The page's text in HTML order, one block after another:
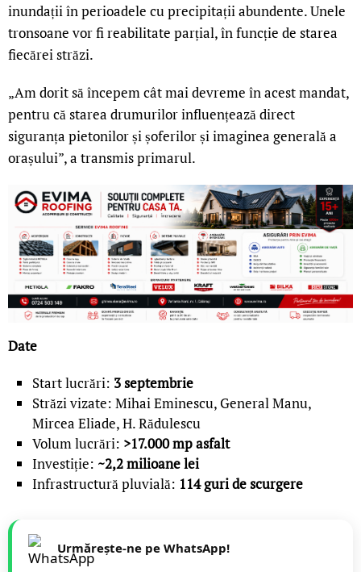
inundații în perioadele cu precipitații abundente. Unele
tronsoane vor fi reabilitate parțial, în funcție de starea
fiecărei străzi.
„Am dorit să începem cât mai devreme în acest mandat,
pentru că starea drumurilor influențează direct
siguranța pietonilor și șoferilor și imaginea generală a
orașului”, a transmis primarul.
Date
Start lucrări: 3 septembrie
Străzi vizate: Mihai Eminescu, General Manu,
Mircea Eliade, H. Rădulescu
Volum lucrări: >17.000 mp asfalt
Investiție: ~2,2 milioane lei
Infrastructură pluvială: 114 guri de scurgere
Urmărește-ne pe WhatsApp!